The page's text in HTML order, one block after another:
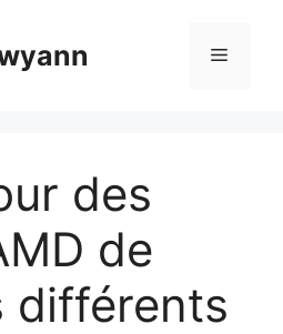
Menu
des
de
différents